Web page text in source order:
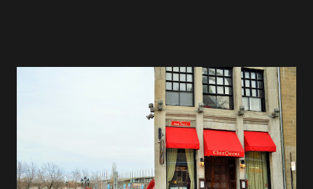
lavée pâte demi-ferme créé en France dont la Fromagerie
détient la licence au Canada. Mon préféré des 3 car le plus
fort en goût. - le Délices des Appalaches : un fromage
affiné au cidre liquoreux mais dont le goût est subtile. - le
Louis Dubois : un fromage très doux aux notes de sous-
bois. J'ai pour ma part une manie : j'adore manger mon